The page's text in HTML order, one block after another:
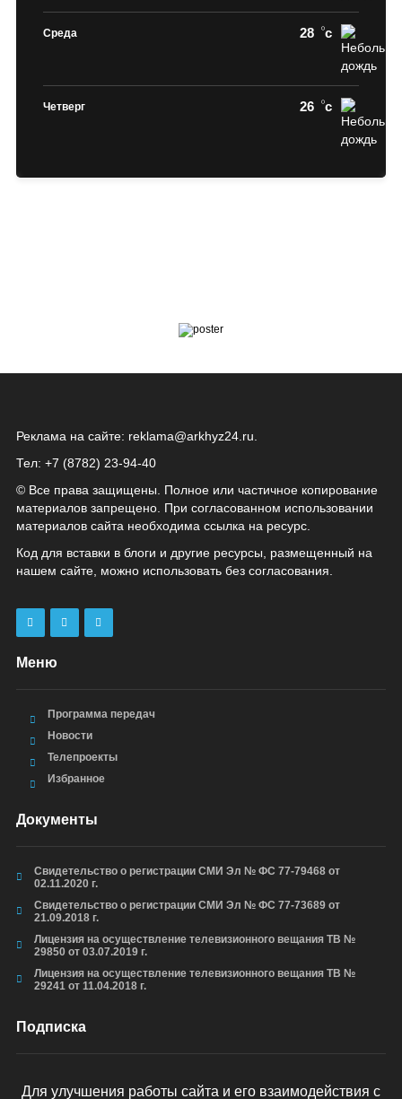
Среда 28 c
Четверг 26 c
Реклама на сайте: reklama@arkhyz24.ru
Тел: +7 (8782) 23‑94‑40
© Все права защищены. Полное или частичное копирование
материалов запрещено. При согласованном использовании
материалов сайта необходима ссылка на ресурс.
Код для вставки в блоги и другие ресурсы, размещенный на
нашем сайте, можно использовать без согласования.
Меню
Программа передач
Новости
Телепроекты
Избранное
Документы
Свидетельство о регистрации СМИ Эл № ФС 77-79468 от
02.11.2020 г.
Свидетельство о регистрации СМИ Эл № ФС 77-73689 от
21.09.2018 г.
Лицензия на осуществление телевизионного вещания ТВ №
29850 от 03.07.2019 г.
Лицензия на осуществление телевизионного вещания ТВ №
29241 от 11.04.2018 г.
Подписка
Для улучшения работы сайта и его взаимодействия с